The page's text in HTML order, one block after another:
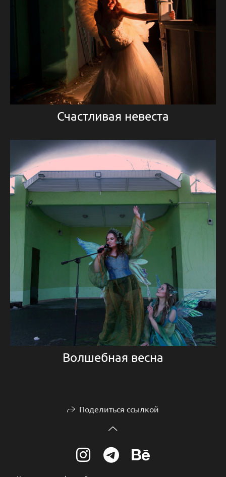
Счастливая невеста
Волшебная весна
Поделиться ссылкой